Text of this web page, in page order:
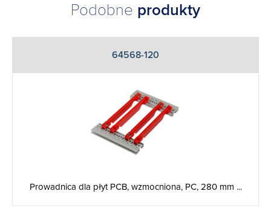
Podobne produkty
64568-120
Prowadnica dla płyt PCB, wzmocniona, PC, 280 mm ...